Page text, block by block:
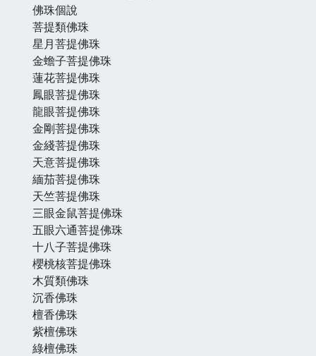
佛珠個說
菩提類佛珠
星月菩提佛珠
金蟾子菩提佛珠
蓮花菩提佛珠
鳳眼菩提佛珠
龍眼菩提佛珠
金剛菩提佛珠
金綫菩提佛珠
天意菩提佛珠
緬茄菩提佛珠
天竺菩提佛珠
三眼金鼠菩提佛珠
五眼六通菩提佛珠
十八子菩提佛珠
櫻桃核菩提佛珠
木質類佛珠
沉香佛珠
檀香佛珠
紫檀佛珠
綠檀佛珠